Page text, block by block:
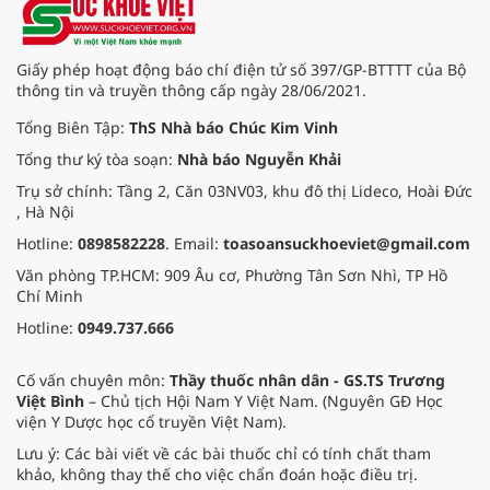
Giấy phép hoạt động báo chí điện tử số 397/GP-BTTTT của Bộ
thông tin và truyền thông cấp ngày 28/06/2021.
Tổng Biên Tập: ThS Nhà báo Chúc Kim Vinh
Tổng thư ký tòa soạn: Nhà báo Nguyễn Khải
Trụ sở chính: Tầng 2, Căn 03NV03, khu đô thị Lideco, Hoài Đức
, Hà Nội
Hotline: 0898582228. Email: toasoansuckhoeviet@gmail.com
Văn phòng TP.HCM: 909 Âu cơ, Phường Tân Sơn Nhì, TP Hồ
Chí Minh
Hotline: 0949.737.666
Cố vấn chuyên môn: Thầy thuốc nhân dân - GS.TS Trương
Việt Bình – Chủ tịch Hội Nam Y Việt Nam. (Nguyên GĐ Học
viện Y Dược học cổ truyền Việt Nam).
Lưu ý: Các bài viết về các bài thuốc chỉ có tính chất tham
khảo, không thay thế cho việc chẩn đoán hoặc điều trị.